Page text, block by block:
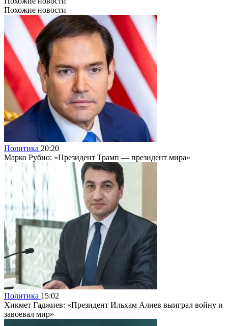
Похожие новости
Политика 20:20
Марко Рубио: «Президент Трамп — президент мира»
Политика 15:02
Хикмет Гаджиев: «Президент Ильхам Алиев выиграл войну и
завоевал мир»